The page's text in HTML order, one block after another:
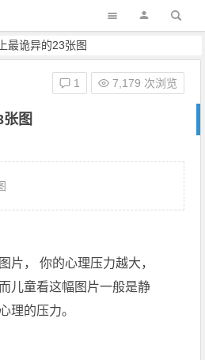
最诡异的23张图
图
1 7,179 次浏览
片， 你的心理压力越大，
儿童看这幅图片一般是静
理的压力。